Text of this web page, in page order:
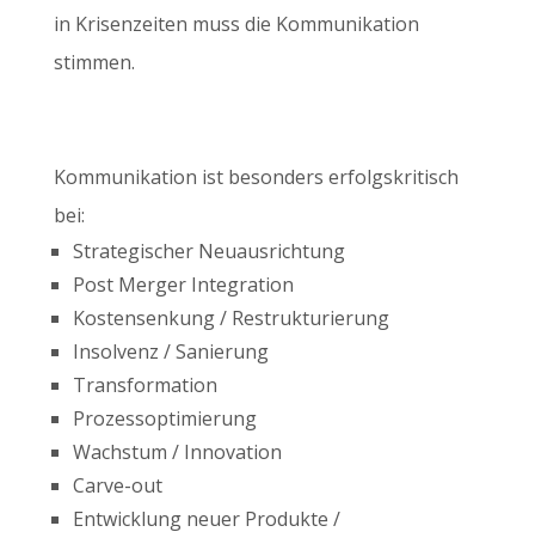
in Krisenzeiten muss die Kommunikation
stimmen.
Kommunikation ist besonders erfolgskritisch
bei:
Strategischer Neuausrichtung
Post Merger Integration
Kostensenkung / Restrukturierung
Insolvenz / Sanierung
Transformation
Prozessoptimierung
Wachstum / Innovation
Carve-out
Entwicklung neuer Produkte /